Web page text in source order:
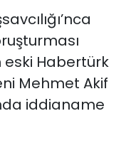
Habertürk
Mehmet Akif
iddianame